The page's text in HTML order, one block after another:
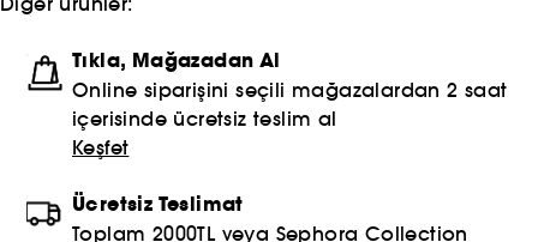
Tıkla, Mağazadan Al
Online siparişini seçili mağazalardan 2 saat
içerisinde ücretsiz teslim al
Keşfet
Ücretsiz Teslimat
Toplam 2000TL veya Sephora Collection